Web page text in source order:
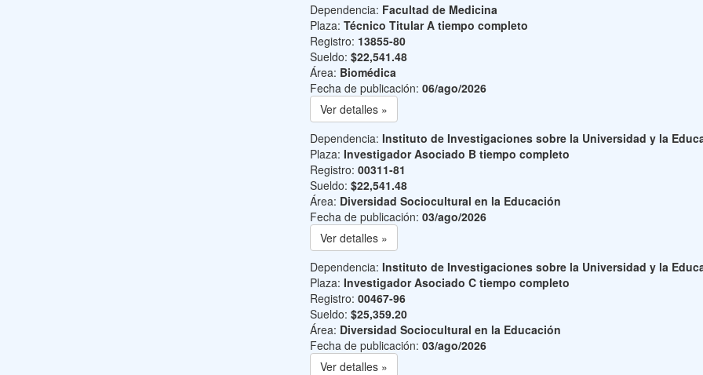
Dependencia: Facultad de Medicina
Plaza: Técnico Titular A tiempo completo
Registro: 13855-80
Sueldo: $22,541.48
Área: Biomédica
Fecha de publicación: 06/ago/2026
Ver detalles »
Dependencia: Instituto de Investigaciones sobre la Universidad y la
Plaza: Investigador Asociado B tiempo completo
Registro: 00311-81
Sueldo: $22,541.48
Área: Diversidad Sociocultural en la Educación
Fecha de publicación: 03/ago/2026
Ver detalles »
Dependencia: Instituto de Investigaciones sobre la Universidad y la
Plaza: Investigador Asociado C tiempo completo
Registro: 00467-96
Sueldo: $25,359.20
Área: Diversidad Sociocultural en la Educación
Fecha de publicación: 03/ago/2026
Ver detalles »